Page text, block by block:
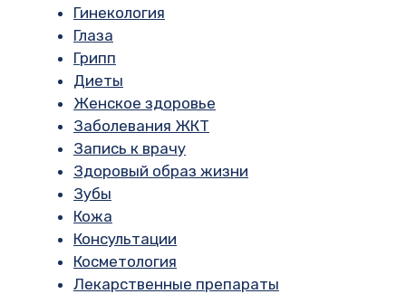
Гинекология
Глаза
Грипп
Диеты
Женское здоровье
Заболевания ЖКТ
Запись к врачу
Здоровый образ жизни
Зубы
Кожа
Консультации
Косметология
Лекарственные препараты